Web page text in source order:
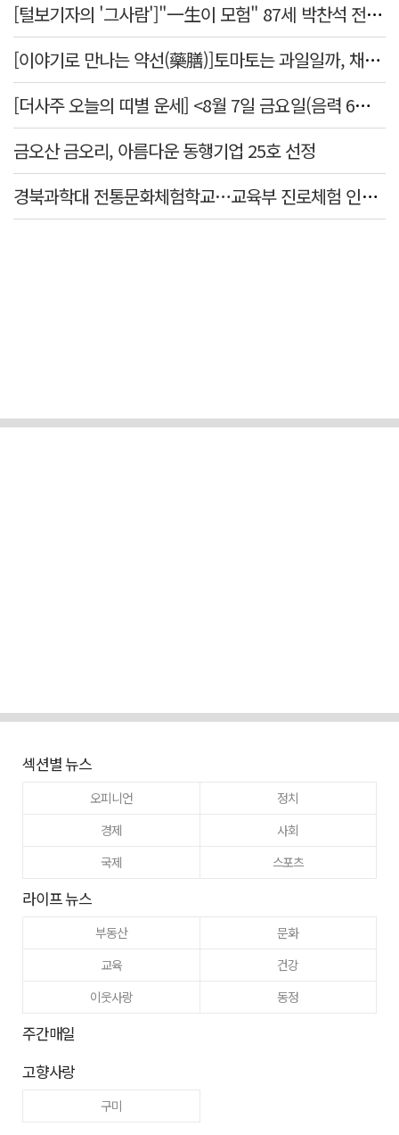
[털보기자의 '그사람']"一生이 모험" 87세 박찬석 전 경북대 총장
[이야기로 만나는 약선(藥膳)]토마토는 과일일까, 채소일까
[더사주 오늘의 띠별 운세] <8월 7일 금요일(음력 6월25일)>
금오산 금오리, 아름다운 동행기업 25호 선정
경북과학대 전통문화체험학교…교육부 진로체험 인증기관 선정
섹션별 뉴스
오피니언
정치
경제
사회
국제
스포츠
라이프 뉴스
부동산
문화
교육
건강
이웃사랑
동정
주간매일
고향사랑
구미